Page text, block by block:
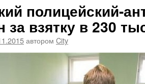
полицейский-
за взятку в 230
автором City